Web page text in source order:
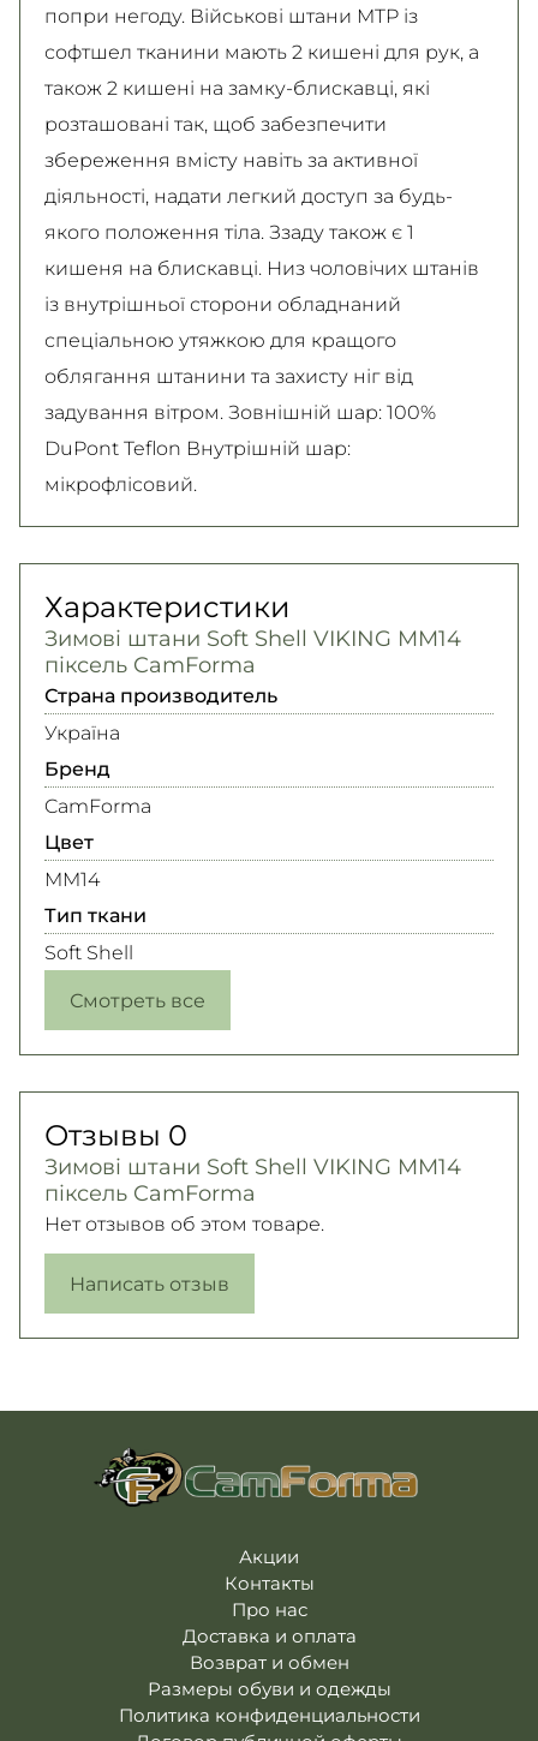
попри негоду. Військові штани MTP із
софтшел тканини мають 2 кишені для рук, а
також 2 кишені на замку-блискавці, які
розташовані так, щоб забезпечити
збереження вмісту навіть за активної
діяльності, надати легкий доступ за будь-
якого положення тіла. Ззаду також є 1
кишеня на блискавці. Низ чоловічих штанів
із внутрішньої сторони обладнаний
спеціальною утяжкою для кращого
облягання штанини та захисту ніг від
задування вітром. Зовнішній шар: 100%
DuPont Teflon Внутрішній шар:
мікрофлісовий.
Характеристики
Зимові штани Soft Shell VIKING MM14
піксель CamForma
Страна производитель
Україна
Бренд
CamForma
Цвет
MM14
Тип ткани
Soft Shell
Смотреть все
Отзывы 0
Зимові штани Soft Shell VIKING MM14
піксель CamForma
Нет отзывов об этом товаре.
Написать отзыв
Акции
Контакты
Про нас
Доставка и оплата
Возврат и обмен
Размеры обуви и одежды
Политика конфиденциальности